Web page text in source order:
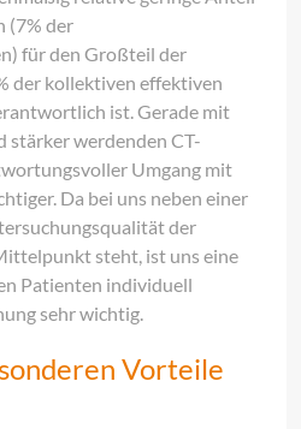
(7% der
für den Großteil der
der kollektiven effektiven
ist. Gerade mit
stärker werdenden CT-
Umgang mit
Da bei uns neben einer
der
steht, ist uns eine
Patienten individuell
sehr wichtig.
Vorteile